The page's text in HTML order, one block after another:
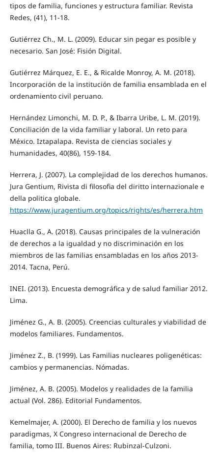
tipos de familia, funciones y estructura familiar. Revista
Redes, (41), 11-18.
Gutiérrez Ch., M. L. (2009). Educar sin pegar es posible y
necesario. San José: Fisión Digital.
Gutiérrez Márquez, E. E., & Ricalde Monroy, A. M. (2018).
Incorporación de la institución de familia ensamblada en el
ordenamiento civil peruano.
Hernández Limonchi, M. D. P., & Ibarra Uribe, L. M. (2019).
Conciliación de la vida familiar y laboral. Un reto para
México. Iztapalapa. Revista de ciencias sociales y
humanidades, 40(86), 159-184.
Herrera, J. (2007). La complejidad de los derechos humanos.
Jura Gentium, Rivista di filosofia del diritto internazionale e
della politica globale.
https://www.juragentium.org/topics/rights/es/herrera.htm
Huaclla G., A. (2018). Causas principales de la vulneración
de derechos a la igualdad y no discriminación en los
miembros de las familias ensambladas en los años 2013-
2014. Tacna, Perú.
INEI. (2013). Encuesta demográfica y de salud familiar 2012.
Lima.
Jiménez G., A. B. (2005). Creencias culturales y viabilidad de
modelos familiares. Fundamentos.
Jiménez Z., B. (1999). Las Familias nucleares poligenéticas:
cambios y permanencias. Nómadas.
Jiménez, A. B. (2005). Modelos y realidades de la familia
actual (Vol. 286). Editorial Fundamentos.
Kemelmajer, A. (2000). El Derecho de familia y los nuevos
paradigmas, X Congreso internacional de Derecho de
familia, tomo III. Buenos Aires: Rubinzal-Culzoni.